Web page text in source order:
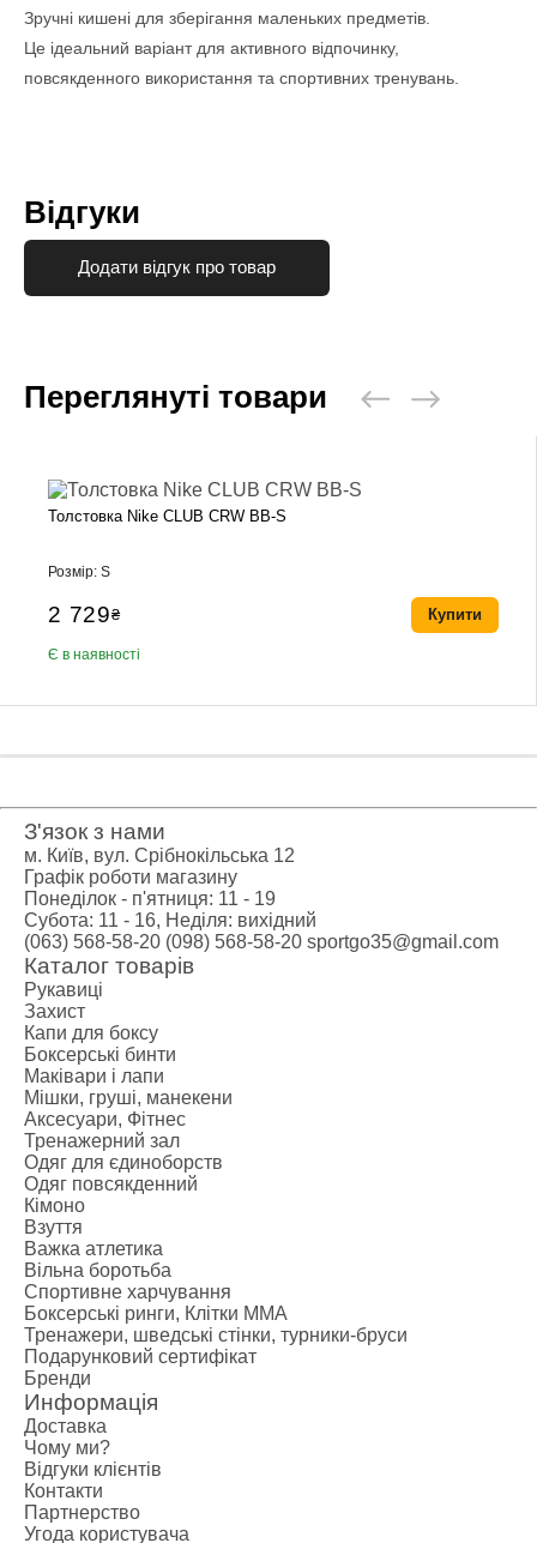
Зручні кишені для зберігання маленьких предметів.
Це ідеальний варіант для активного відпочинку,
повсякденного використання та спортивних тренувань.
Відгуки
Додати відгук про товар
Переглянуті товари
Толстовка Nike CLUB CRW BB-S
Розмір: S
2 729₴
Є в наявності
Купити
З'язок з нами
м. Київ, вул. Срібнокільська 12
Графік роботи магазину
Понеділок - п'ятниця: 11 - 19
Субота: 11 - 16, Неділя: вихідний
(063) 568-58-20 (098) 568-58-20 sportgo35@gmail.com
Каталог товарів
Рукавиці
Захист
Капи для боксу
Боксерські бинти
Маківари і лапи
Мішки, груші, манекени
Аксесуари, Фітнес
Тренажерний зал
Одяг для єдиноборств
Одяг повсякденний
Кімоно
Взуття
Важка атлетика
Вільна боротьба
Спортивне харчування
Боксерські ринги, Клітки ММА
Тренажери, шведські стінки, турники-бруси
Подарунковий сертифікат
Бренди
Информація
Доставка
Чому ми?
Відгуки клієнтів
Контакти
Партнерство
Угода користувача